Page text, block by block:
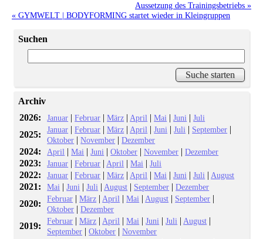
Aussetzung des Trainingsbetriebs »
« GYMWELT | BODYFORMING startet wieder in Kleingruppen
Suchen
Archiv
2026:
Januar |Februar |März | April |Mai |Juni |Juli
2025: Januar |Februar |März | April |Juni |Juli | September |
Oktober |November |Dezember
2024: April |Mai |Juni |Oktober |November |Dezember
2023: Januar |Februar | April |Mai |Juli
2022: Januar |Februar |März | April |Mai |Juni |Juli | August
2021: Mai |Juni |Juli | August | September |Dezember
2020: Februar |März | April |Mai | August | September |
Oktober |Dezember
2019: Februar |März | April |Mai |Juni |Juli | August |
September |Oktober |November